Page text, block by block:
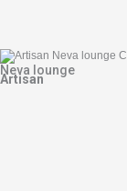
Neva lounge
Artisan